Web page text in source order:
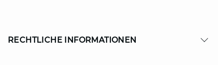
RECHTLICHE INFORMATIONEN